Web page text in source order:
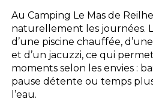
Au Camping Le Mas de
naturellement les journées.
d’une piscine chauffée,
et d’un jacuzzi, ce qui
moments selon les envies :
pause détente ou temps
l’eau.